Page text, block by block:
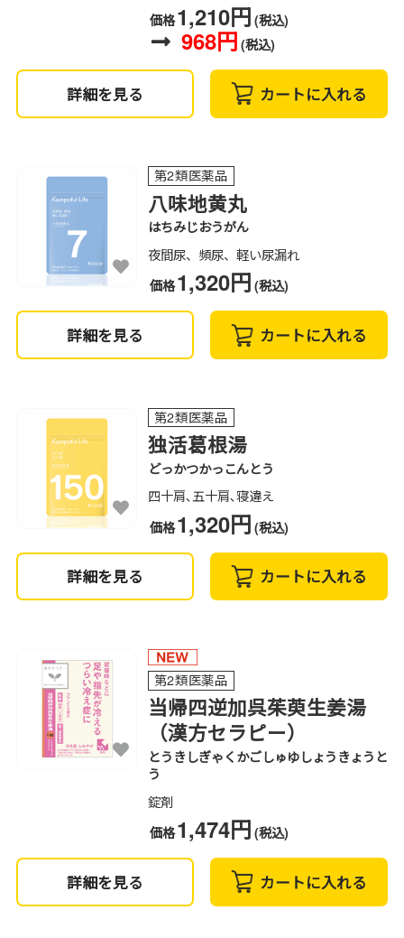
価格1,210円 (税込)
968円 (税込)
詳細を見る カートに入れる
第2類医薬品
八味地黄丸
はちみじおうがん
夜間尿、頻尿、軽い尿漏れ
価格1,320円 (税込)
詳細を見る カートに入れる
第2類医薬品
独活葛根湯
どっかつかっこんとう
四十肩､五十肩､寝違え
価格1,320円 (税込)
詳細を見る カートに入れる
第2類医薬品
当帰四逆加呉茱萸生姜湯
（漢方セラピー）
とうきしぎゃくかごしゅゆしょうきょうと
う
錠剤
価格1,474円 (税込)
詳細を見る カートに入れる